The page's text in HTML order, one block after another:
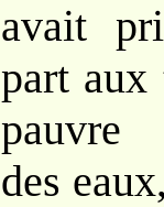
avait
part aux
pauvre
des